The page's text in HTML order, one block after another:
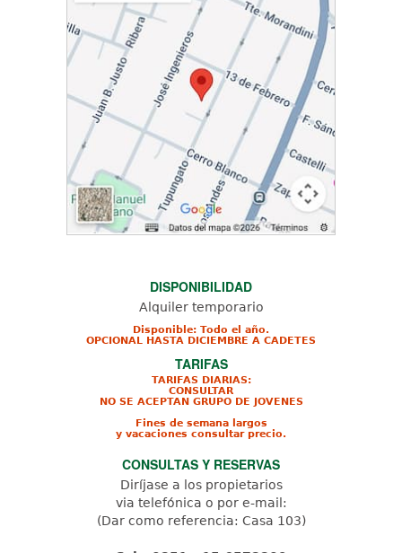
DISPONIBILIDAD
Alquiler temporario
Disponible: Todo el año.
OPCIONAL HASTA DICIEMBRE A CADETES
TARIFAS
TARIFAS DIARIAS:
CONSULTAR
NO SE ACEPTAN GRUPO DE JOVENES
Fines de semana largos
y vacaciones consultar precio.
CONSULTAS Y RESERVAS
Diríjase a los propietarios
via telefónica o por e-mail:
(Dar como referencia: Casa 103)